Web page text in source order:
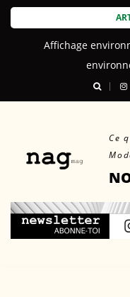
Skip
Affichage
Ce